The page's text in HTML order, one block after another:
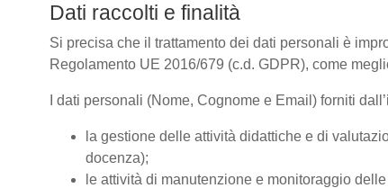
Dati raccolti e finalità
Si precisa che il trattamento dei dati personali è
Regolamento UE 2016/679 (c.d. GDPR), come
I dati personali (Nome, Cognome e Email) forniti
la gestione delle attività didattiche e di
docenza);
le attività di manutenzione e monitoraggio